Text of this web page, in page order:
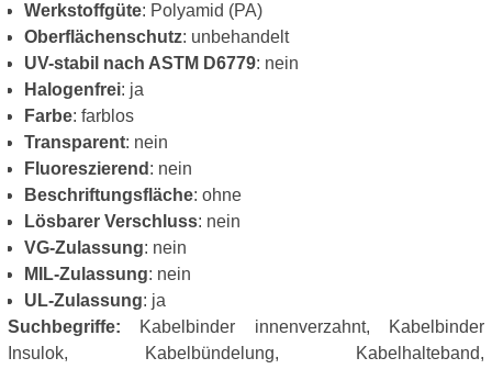
Werkstoffgüte: Polyamid (PA)
Oberflächenschutz: unbehandelt
UV-stabil nach ASTM D6779: nein
Halogenfrei: ja
Farbe: farblos
Transparent: nein
Fluoreszierend : nein
Beschriftungsfläche: ohne
Lösbarer Verschluss: nein
VG-Zulassung: nein
MIL-Zulassung: nein
UL-Zulassung: ja
Suchbegriffe: Kabelbinder innenverzahnt, Kabelbinder
Insulok, Kabelbündelung, Kabelhalteband,